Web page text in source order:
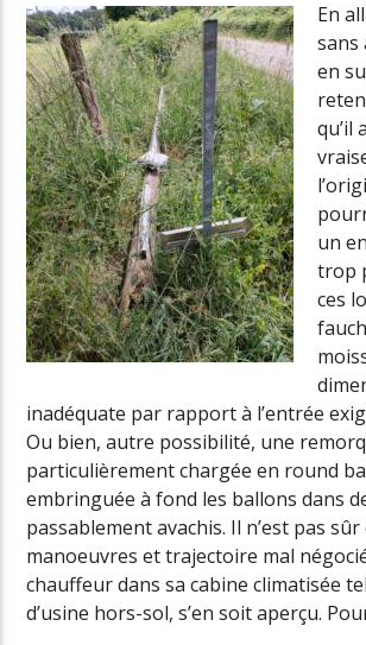
En
en
qu’il
un
trop
ces
inadéquate par rapport à l’entrée
Ou bien, autre possibilité, une
particulièrement chargée en round
embringuée à fond les ballons dans
passablement avachis. Il n’est pas sûr
manoeuvres et trajectoire mal
chauffeur dans sa cabine climatisée
d’usine hors-sol, s’en soit aperçu.